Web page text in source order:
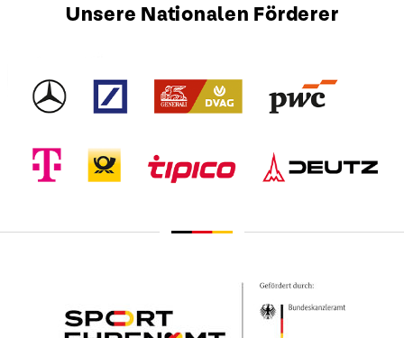
Unsere Nationalen Förderer